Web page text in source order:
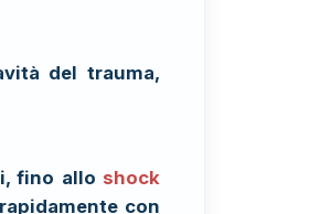
del trauma,
fino allo shock
con